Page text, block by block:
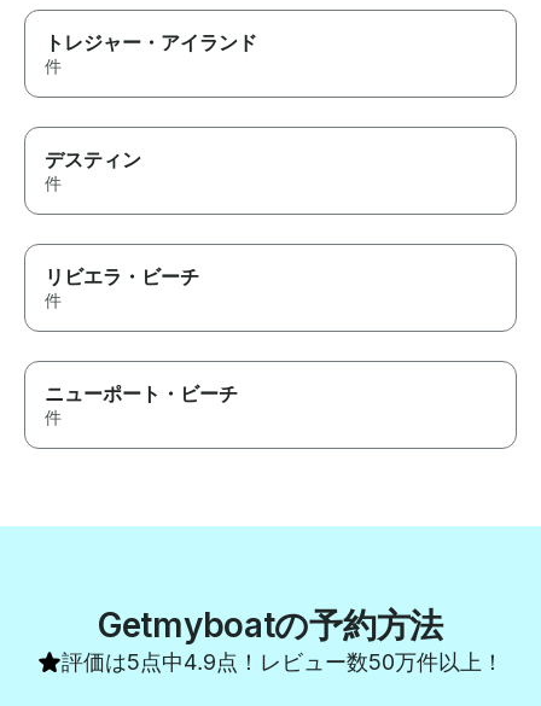
トレジャー・アイランド
件
デスティン
件
リビエラ・ビーチ
件
ニューポート・ビーチ
件
Getmyboatの予約方法
評価は5点中4.9点！レビュー数50万件以上！